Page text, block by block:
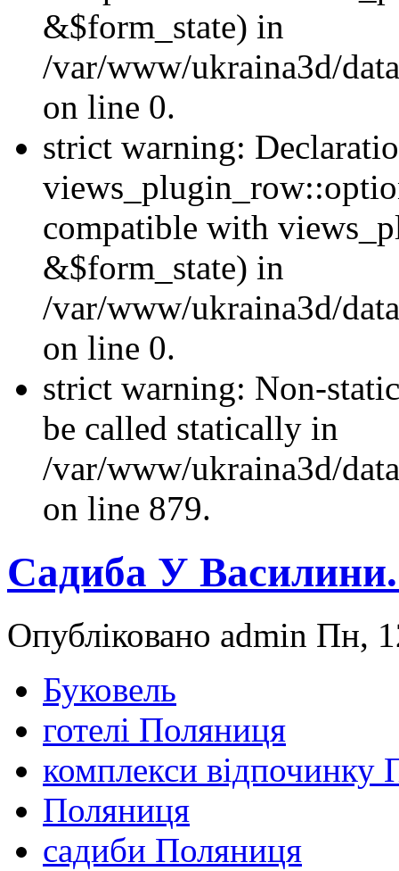
&$form_state) in
/var/www/ukraina3d/
on line 0.
strict warning:
compatible with
&$form_state) in
/var/www/ukraina3d/
on line 0.
strict warning: Non-
be called statically in
/var/www/ukraina3d/
on line 879.
Садиба У
Опубліковано admin Пн,
Буковель
готелі Поляниця
комплекси відпочинку
Поляниця
садиби Поляниця